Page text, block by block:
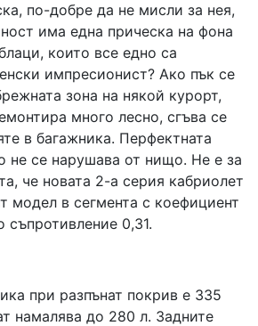
по-добре да не мисли за нея,
има една прическа на фона
които все едно са
импресионист? Ако пък се
зона на някой курорт,
много лесно, сгъва се
в багажника. Перфектната
не се нарушава от нищо. Не е за
че новата 2-а серия кабриолет
модел в сегмента с коефициент
съпротивление 0,31.
при разпънат покрив е 335
намалява до 280 л. Задните